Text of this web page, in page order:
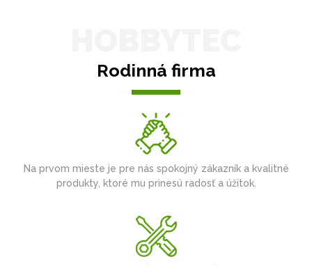
Rodinná firma
Na prvom mieste je pre nás spokojný zákazník a kvalitné
produkty, ktoré mu prinesú radosť a úžitok.